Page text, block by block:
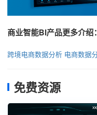
商业智能BI产品更多介绍：
跨境电商数据分析 电商数据
免费资源